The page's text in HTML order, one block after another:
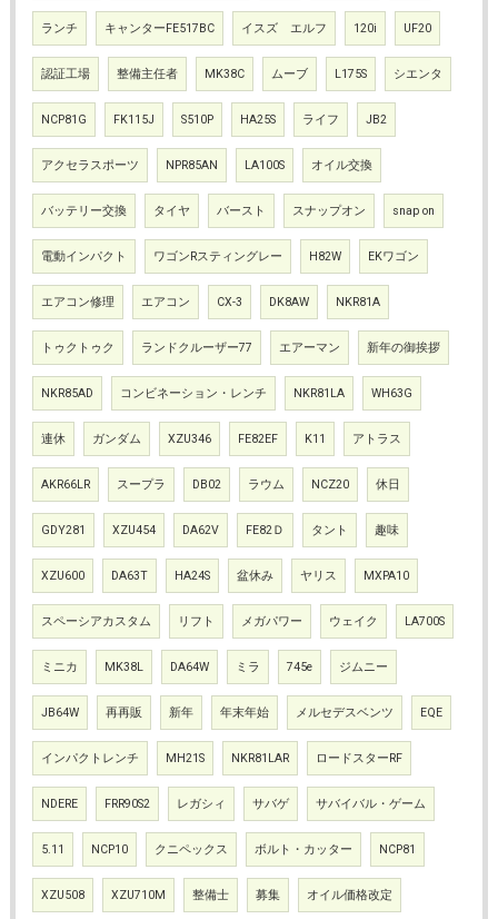
ランチ キャンターFE517BC イスズ エルフ 120i UF20
認証工場 整備主任者 MK38C ムーブ L175S シエンタ
NCP81G FK115J S510P HA25S ライフ JB2
アクセラスポーツ NPR85AN LA100S オイル交換
バッテリー交換 タイヤ バースト スナップオン snap on
電動インパクト ワゴンRスティングレー H82W EKワゴン
エアコン修理 エアコン CX-3 DK8AW NKR81A
トゥクトゥク ランドクルーザー77 エアーマン 新年の御挨拶
NKR85AD コンビネーション・レンチ NKR81LA WH63G
連休 ガンダム XZU346 FE82EF K11 アトラス
AKR66LR スープラ DB02 ラウム NCZ20 休日
GDY281 XZU454 DA62V FE82Ｄ タント 趣味
XZU600 DA63T HA24S 盆休み ヤリス MXPA10
スペーシアカスタム リフト メガパワー ウェイク LA700S
ミニカ MK38L DA64W ミラ 745e ジムニー
JB64W 再再販 新年 年末年始 メルセデスベンツ EQE
インパクトレンチ MH21S NKR81LAR ロードスターRF
NDERE FRR90S2 レガシィ サバゲ サバイバル・ゲーム
5.11 NCP10 クニペックス ボルト・カッター NCP81
XZU508 XZU710M 整備士 募集 オイル価格改定